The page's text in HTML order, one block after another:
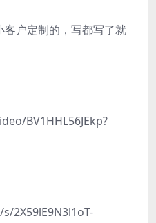
户定制的，写都写了就
BV1HHL56JEkp?
2X59lE9N3l1oT-